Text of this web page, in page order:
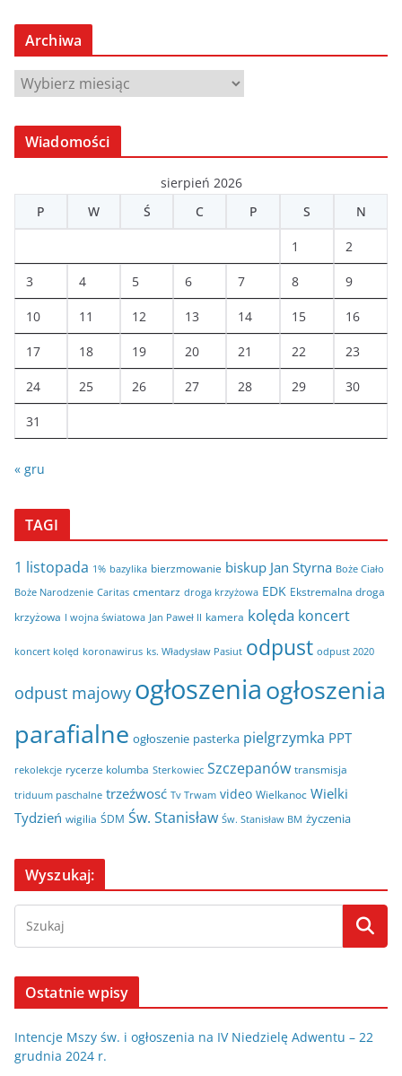
Archiwa
A
c
w
Wiadomości
sierpień 2026
P
W Ś C P S N
1 2
3 4 5 6 7 8 9
10 11 12 13 14 15 16
17 18 19 20 21 22 23
24 25 26 27 28 29 30
31
« gru
TAGI
1 listopada 1% bazylika bierzmowanie biskup Jan Styrna Boże Ciało
Boże Narodzenie Caritas cmentarz droga krzyżowa EDK Ekstremalna droga
krzyżowa I wojna światowa Jan Paweł II kamera kolęda koncert
koncert kolęd koronawirus ks. Władysław Pasiut odpust odpust 2020
odpust majowy ogłoszeniaogłoszenia
parafialne ogłoszenie pasterka pielgrzymka PPT
rekolekcje rycerze kolumba Sterkowiec Szczepanów transmisja
triduum paschalne trzeźwosć Tv Trwam video Wielkanoc Wielki
Tydzień wigilia ŚDM Św. Stanisław Św. Stanisław BM życzenia
Wyszukaj:
Ostatnie wpisy
Intencje Mszy św. i ogłoszenia na IV Niedzielę Adwentu – 22
grudnia 2024 r.